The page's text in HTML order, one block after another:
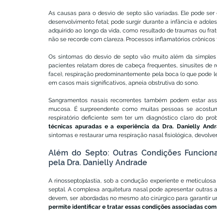
As causas para o desvio de septo são variadas. Ele pode
desenvolvimento fetal; pode surgir durante a infância e
adquirido ao longo da vida, como resultado de traumas ou
não se recorde com clareza. Processos inflamatórios
Os sintomas do desvio de septo vão muito além da
pacientes relatam dores de cabeça frequentes, sinusites de
face), respiração predominantemente pela boca (o que pode
em casos mais significativos, apneia obstrutiva do sono.
Sangramentos nasais recorrentes também podem estar
mucosa. É surpreendente como muitas pessoas se
técnicas apuradas e a experiência da Dra. Danielly
sintomas e restaurar uma respiração nasal fisiológica,
Além do Septo: Outras Condições
pela Dra. Danielly Andrade
A rinosseptoplastia, sob a condução experiente e
septal. A complexa arquitetura nasal pode apresentar
devem, ser abordadas no mesmo ato cirúrgico para garantir
permite identificar e tratar essas condições associadas